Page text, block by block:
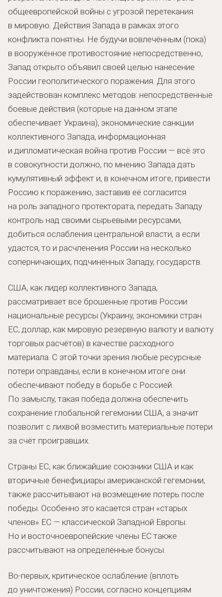
общеевропейской войны с угрозой перетекания
в мировую. Действия Запада в рамках этого
конфликта понятны. Не будучи вовлечённым (пока)
в вооружённое противостояние непосредственно,
Запад открыто объявил своей целью нанесение
России геополитического поражения. Для этого
задействован комплекс методов: непосредственные
боевые действия (которые на данном этапе
обеспечивает Украина), экономические санкции
коллективного Запада, информационная
и дипломатическая война против России — всё это
в совокупности должно, по мнению Запада дать
кумулятивный эффект и, в конечном итоге, привести
Россию к поражению, заставив её согласится
на роль западного протектората, передать Западу
контроль над своими сырьевыми ресурсами,
добиться ослабления центральной власти, а если
удастся, то и расчленения России на несколько
соперничающих, подчинённых Западу, государств.
США, как лидер коллективного Запада,
рассматривает все брошенные против России
национальные ресурсы (Украину, экономики стран
ЕС, доллар, как мировую резервную валюту и валюту
торговых расчётов) в качестве расходного
материала. С этой точки зрения любые ресурсные
потери оправданы, если в конечном итоге они
обеспечивают победу в борьбе с Россией.
По замыслу, такая победа должна обеспечить
сохранение глобальной гегемонии США, а значит
позволит с лихвой возместить материальные потери
за счёт проигравших.
Страны ЕС, как ближайшие союзники США и как
вторичные бенефициары американской гегемонии,
также рассчитывают на возмещение потерь после
победы. Особенно это касается стран «старых
членов» ЕС — классической Западной Европы.
Но и восточноевропейские члены ЕС также
рассчитывают на определённые бонусы.
Во-первых, критическое ослабление (вплоть
до уничтожения) России, согласно концепциям